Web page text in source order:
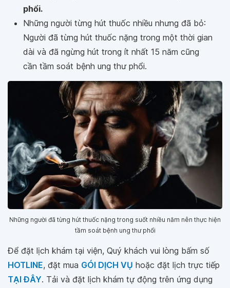
phổi.
Những người từng hút thuốc nhiều nhưng đã bỏ:
Người đã từng hút thuốc nặng trong một thời gian
dài và đã ngừng hút trong ít nhất 15 năm cũng
cần tầm soát bệnh ung thư phổi.
Những người đã từng hút thuốc nặng trong suốt nhiều năm nên thực hiện
tầm soát bệnh ung thư phổi
Để đặt lịch khám tại viện, Quý khách vui lòng bấm số
HOTLINE, đặt mua GÓI DỊCH VỤ hoặc đặt lịch trực tiếp
TẠI ĐÂY. Tải và đặt lịch khám tự động trên ứng dụng